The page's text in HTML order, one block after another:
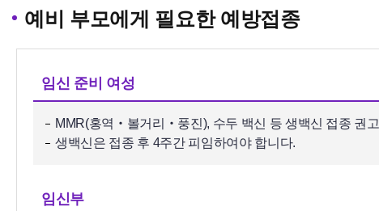
예비 부모에게 필요한 예방접종
임신 준비 여성
MMR(홍역‧볼거리‧풍진), 수두 백신 등 생백신 접종 권고
생백신은 접종 후 4주간 피임하여야 합니다.
임신부